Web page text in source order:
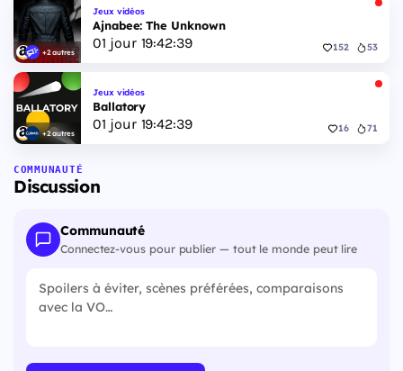
+2 autres
Jeux vidéos
Ajnabee: The Unknown
01 jour 19:42:38 152 53
+2 autres
Jeux vidéos
Ballatory
01 jour 19:42:38 16 71
COMMUNAUTÉ
Discussion
Communauté
Connectez-vous pour publier — tout le monde peut lire